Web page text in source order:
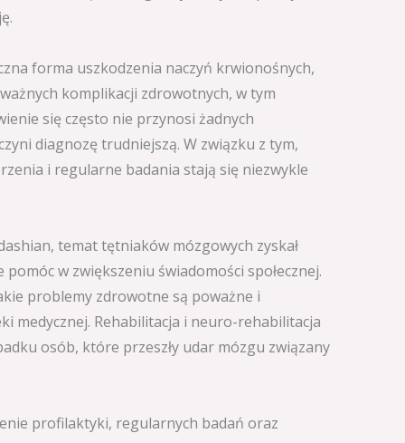
forma uszkodzenia naczyń krwionośnych,
komplikacji zdrowotnych, w tym
się często nie przynosi żadnych
diagnozę trudniejszą. W związku z tym,
i regularne badania stają się niezwykle
temat tętniaków mózgowych zyskał
w zwiększeniu świadomości społecznej.
problemy zdrowotne są poważne i
medycznej. Rehabilitacja i neuro-rehabilitacja
osób, które przeszły udar mózgu związany
profilaktyki, regularnych badań oraz